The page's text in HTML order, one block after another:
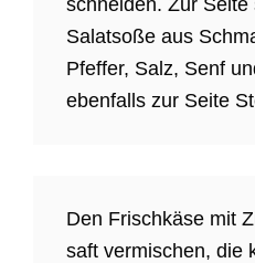
Salatsoße aus
Pfeffer, Salz, Senf
ebenfalls zur Seite
Den Frischkäse mit
saft vermischen, die